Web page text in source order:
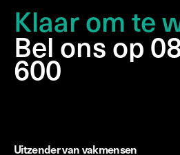
Klaar om te
Bel ons op
600
Uitzender van vakmensen